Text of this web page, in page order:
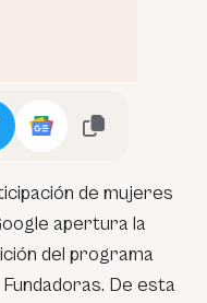
de mujeres
apertura la
del programa
De esta